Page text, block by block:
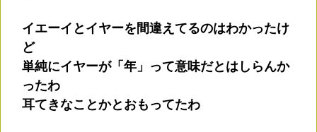
イエーイとイヤーを間違えてるのはわかったけ
ど
単純にイヤーが「年」って意味だとはしらんか
ったわ
耳てきなことかとおもってたわ